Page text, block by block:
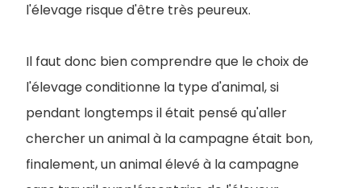
l'élevage risque d'être très peureux.
Il faut donc bien comprendre que le choix de
l'élevage conditionne la type d'animal, si
pendant longtemps il était pensé qu'aller
chercher un animal à la campagne était bon,
finalement, un animal élevé à la campagne